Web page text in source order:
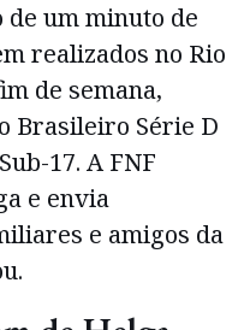
um minuto de
realizados no Rio
de semana,
Brasileiro Série D
17. A FNF
e envia
e amigos da